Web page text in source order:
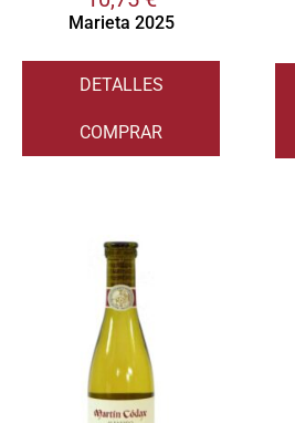
Marieta 2025
DETALLES
COMPRAR